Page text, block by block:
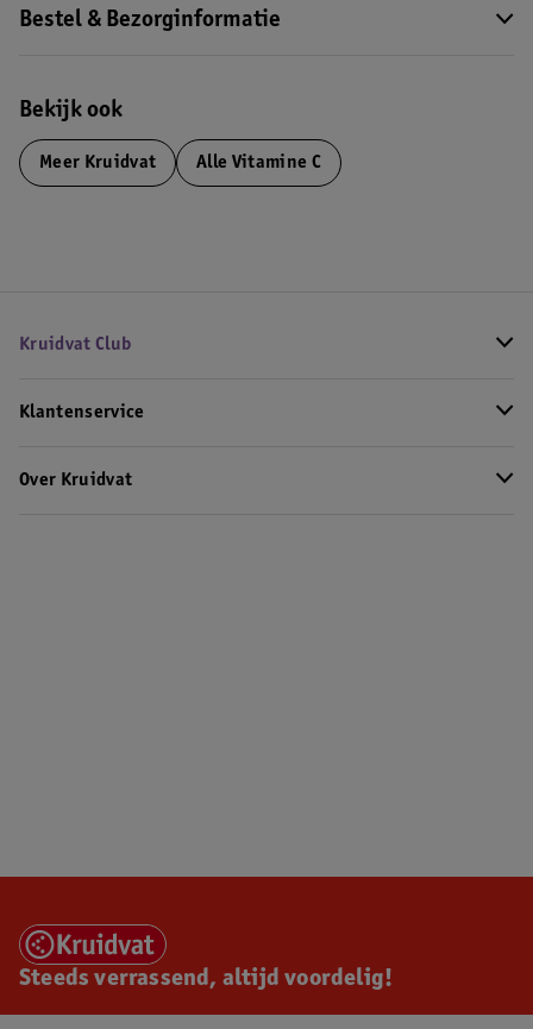
Bestel & Bezorginformatie
Bekijk ook
Meer Kruidvat Alle Vitamine C
Kruidvat Club
Klantenservice
Over Kruidvat
Steeds verrassend, altijd voordelig!